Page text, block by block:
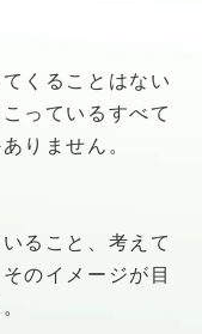
くることはない
っているすべて
りません。
ること、考えて
のイメージが目